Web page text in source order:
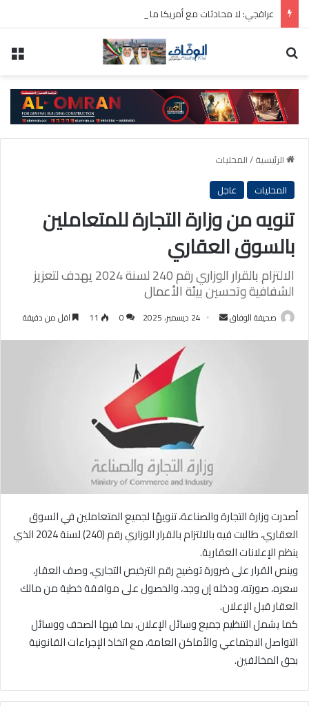
عراقجي: لا محادثات مع أمريكا ما دامت تنتهك الاتفاق المؤقت
الرئيسية/المحليات
المحليات
عاجل
تنويه من وزارة التجارة للمتعاملين
بالسوق العقاري
الالتزام بالقرار الوزاري رقم 240 لسنة 2024 يهدف لتعزيز
الشفافية وتحسين بيئة الأعمال
صحيفة الوفاق
أرسل 24 ديسمبر، 2025 0
11 اقل من دقيقة
أصدرت وزارة التجارة والصناعة، تنويهًا لجميع المتعاملين في السوق
العقاري، طالبت فيه بالالتزام بالقرار الوزاري رقم (240) لسنة 2024 الذي
ينظم الإعلانات العقارية.
وينص القرار على ضرورة توضيح رقم الترخيص التجاري، وصف العقار،
سعره، صورته، ودخله إن وجد، والحصول على موافقة خطية من مالك
العقار قبل الإعلان.
كما يشمل التنظيم جميع وسائل الإعلان، بما فيها الصحف ووسائل
التواصل الاجتماعي والأماكن العامة، مع اتخاذ الإجراءات القانونية
بحق المخالفين.